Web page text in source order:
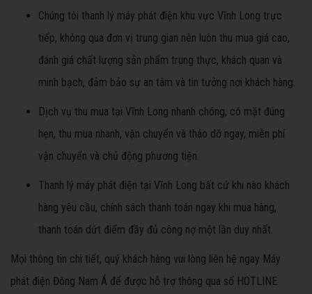
Chúng tôi thanh lý máy phát điện khu vực Vĩnh Long trực
tiếp, không qua đơn vị trung gian nên luôn thu mua giá cao,
đánh giá chất lượng sản phẩm trung thực, khách quan và
minh bạch, đảm bảo sự an tâm và tin tưởng nơi khách hàng.
Dịch vụ thu mua tại Vĩnh Long nhanh chóng, có mặt đúng
hẹn, thu mua nhanh, vận chuyển và tháo dỡ ngay, miễn phí
vận chuyển và chủ động phương tiện.
Thanh lý máy phát điện tại Vĩnh Long bất cứ khi nào khách
hàng yêu cầu, chính sách thanh toán ngay khi mua hàng,
thanh toán dứt điểm đầy đủ công nợ một lần duy nhất.
Mọi thông tin chi tiết, quý khách hàng vui lòng liên hệ ngay Máy
phát điện Đông Nam Á để được hỗ trợ thông qua số HOTLINE